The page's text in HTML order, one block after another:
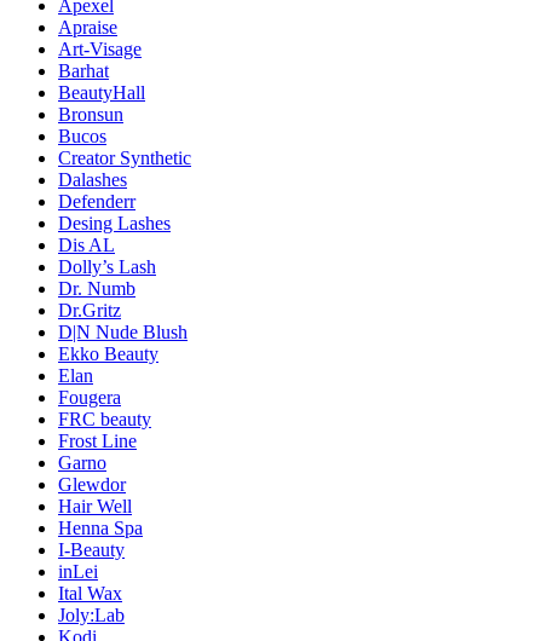
Apexel
Apraise
Art-Visage
Barhat
BeautyHall
Bronsun
Bucos
Creator Synthetic
Dalashes
Defenderr
Desing Lashes
Dis AL
Dolly’s Lash
Dr. Numb
Dr.Gritz
D|N Nude Blush
Ekko Beauty
Elan
Fougera
FRC beauty
Frost Line
Garno
Glewdor
Hair Well
Henna Spa
I-Beauty
inLei
Ital Wax
Joly:Lab
Kodi